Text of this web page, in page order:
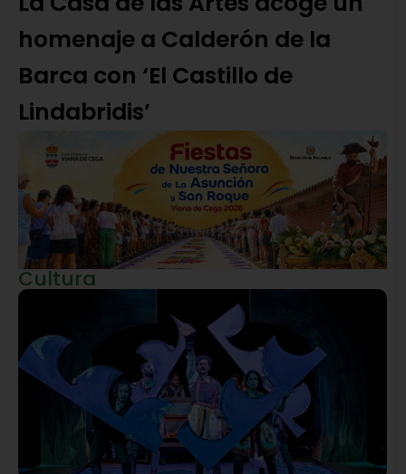
homenaje a Calderón de la
Barca con ‘El Castillo de
Lindabridis’
Cultura